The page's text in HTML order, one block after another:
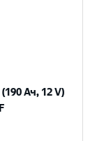
Ач, 12 V)